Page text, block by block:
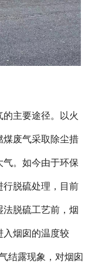
主要途径。以火
煤废气采取除尘措
。如今由于环保
行脱硫处理，目前
法脱硫工艺前，烟
入烟囱的温度较
结露现象，对烟囱